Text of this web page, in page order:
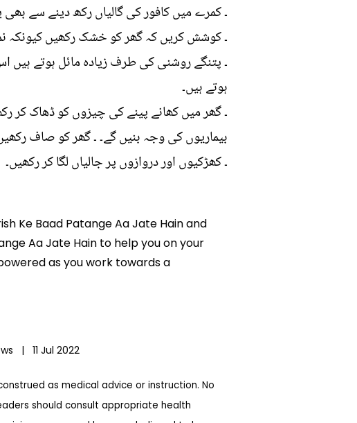
۔ کمرے میں کافور کی گالیاں رکھ دینے سے
۔ کوشش کریں کہ گھر کو خشک رکھیں کیونکہ
۔ پتنگے روشنی کی طرف زیادہ مائل ہوتے ہیں
ہوتے ہیں۔
۔ گھر میں کھانے پینے کی چیزوں کو ڈھاک
بیماریوں کی وجہ بنیں گے۔ ۔ گھر کو صاف
۔ کھڑکیوں اور دروازوں پر جالیاں لگا کر رکھیں۔
Ke Baad Patange Aa Jate Hain and
Aa Jate Hain to help you on your
as you work towards a
| 11 Jul 2022
as medical advice or instruction. No
should consult appropriate health